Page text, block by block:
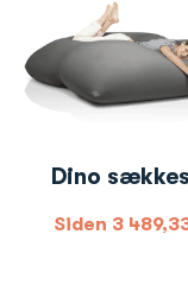
Dino
Siden 3